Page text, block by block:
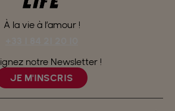
À la vie à l’amour !
notre Newsletter !
JE M'INSCRIS